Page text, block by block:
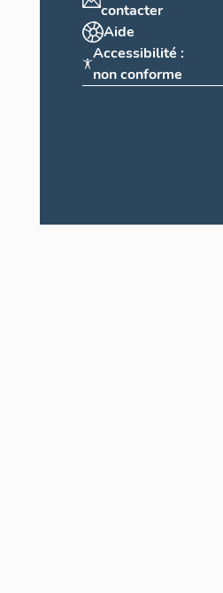
contacter
Aide
Accessibilité :
non conforme